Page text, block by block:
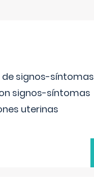
signos-síntomas
signos-síntomas
uterinas